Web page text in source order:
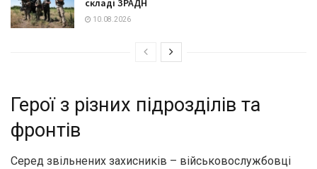
складі ЗРАДН
10.08.2026
Герої з різних підрозділів та
фронтів
Серед звільнених захисників – військовослужбовці